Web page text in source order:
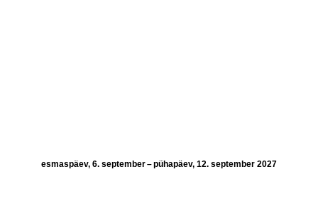
esmaspäev, 6. september – pühapäev, 12. september 2027